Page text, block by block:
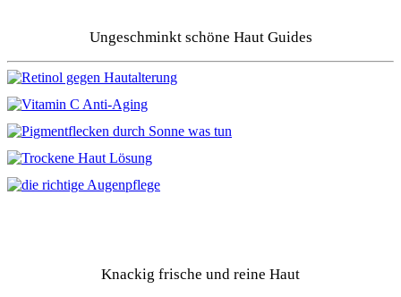
Ungeschminkt schöne Haut Guides
Knackig frische und reine Haut